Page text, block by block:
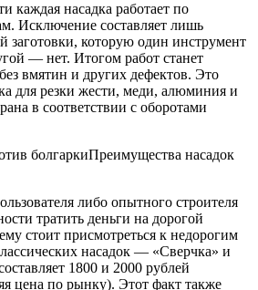
каждая насадка работает по
Исключение составляет лишь
заготовки, которую один инструмент
— нет. Итогом работ станет
вмятин и других дефектов. Это
для резки жести, меди, алюминия и
в соответствии с оборотами
Преимущества насадок
либо опытного строителя
тратить деньги на дорогой
стоит присмотреться к недорогим
насадок — «Сверчка» и
1800 и 2000 рублей
цена по рынку). Этот факт также